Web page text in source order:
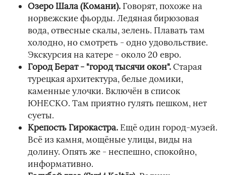
Озеро Шала (Комани). Говорят, похоже на
норвежские фьорды. Ледяная бирюзовая
вода, отвесные скалы, зелень. Плавать там
холодно, но смотреть - одно удовольствие.
Экскурсия на катере - около 20 евро.
Город Берат - "город тысячи окон".Старая
турецкая архитектура, белые домики,
каменные улочки. Включён в список
ЮНЕСКО. Там приятно гулять пешком, нет
суеты.
Крепость Гирокастра. Ещё один город-музей.
Всё из камня, мощёные улицы, виды на
долину. Опять же - неспешно, спокойно,
информативно.